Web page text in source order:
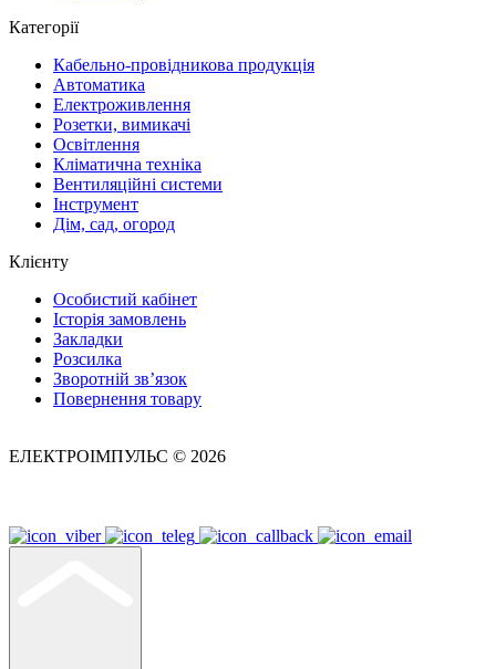
Категорії
Кабельно-провідникова продукція
Автоматика
Електроживлення
Розетки, вимикачі
Освітлення
Кліматична техніка
Вентиляційні системи
Інструмент
Дім, сад, огород
Клієнту
Особистий кабінет
Історія замовлень
Закладки
Розсилка
Зворотній зв’язок
Повернення товару
ЕЛЕКТРОІМПУЛЬС © 2026